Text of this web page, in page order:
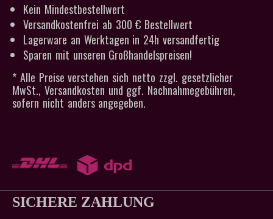
Kein Mindestbestellwert
Versandkostenfrei ab 300 € Bestellwert
Lagerware an Werktagen in 24h versandfertig
Sparen mit unseren Großhandelspreisen!
* Alle Preise verstehen sich netto zzgl. gesetzlicher
MwSt., Versandkosten und ggf. Nachnahmegebühren,
sofern nicht anders angegeben.
SICHERE ZAHLUNG